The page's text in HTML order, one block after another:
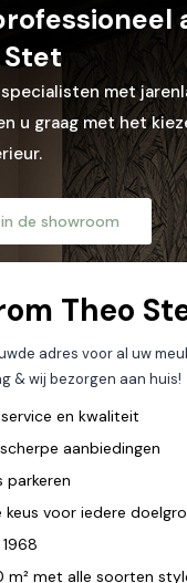
dat alle velden met een *
Stet
met
u graag met het
de showroom
Theo
adres voor al uw
& wij bezorgen aan huis!
en kwaliteit
aanbiedingen
parkeren
keus voor iedere
m² met alle soorten